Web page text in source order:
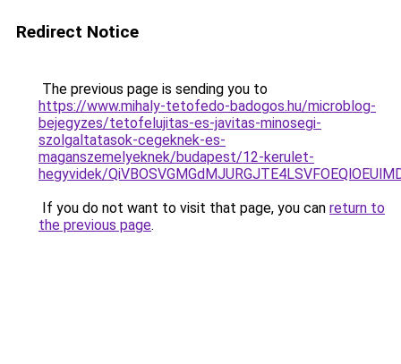
Redirect Notice
The previous page is sending you to
https://www.mihaly-tetofedo-badogos.hu/microblog-
bejegyzes/tetofelujitas-es-javitas-minosegi-
szolgaltatasok-cegeknek-es-
maganszemelyeknek/budapest/12-kerulet-
hegyvidek/
If you do not want to visit that page, you can return to
the previous page.